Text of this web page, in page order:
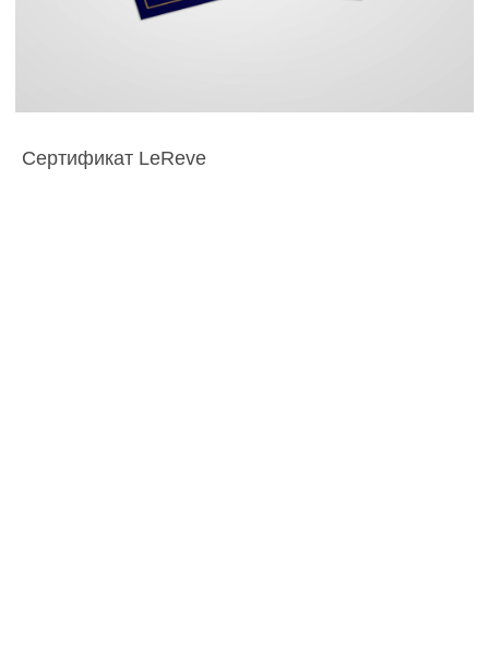
Сертификат LeReve